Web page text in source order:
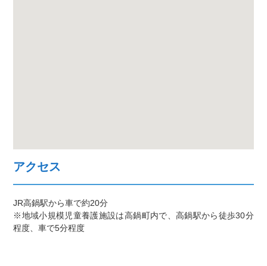
アクセス
JR高鍋駅から車で約20分
※地域小規模児童養護施設は高鍋町内で、高鍋駅から徒歩30分
程度、車で5分程度